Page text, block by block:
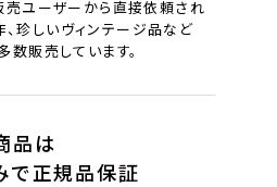
ユーザーから直接依頼され
珍しいヴィンテージ品など
販売しています。
品は
で正規品保証